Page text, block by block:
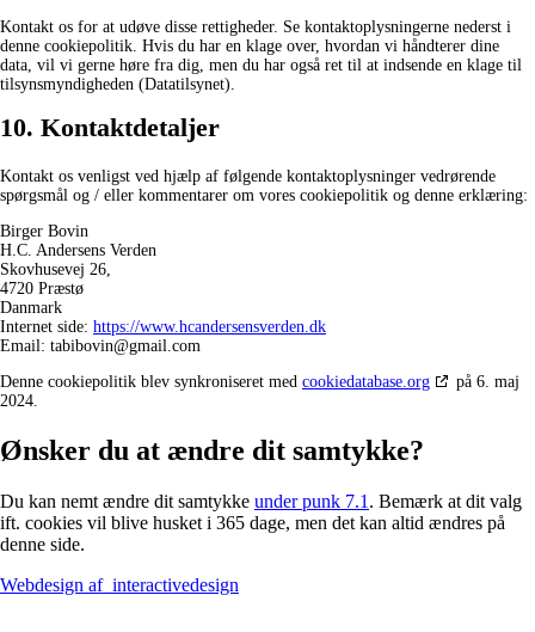
Kontakt os for at udøve disse rettigheder. Se kontaktoplysningerne nederst i
denne cookiepolitik. Hvis du har en klage over, hvordan vi håndterer dine
data, vil vi gerne høre fra dig, men du har også ret til at indsende en klage til
tilsynsmyndigheden (Datatilsynet).
10. Kontaktdetaljer
Kontakt os venligst ved hjælp af følgende kontaktoplysninger vedrørende
spørgsmål og / eller kommentarer om vores cookiepolitik og denne erklæring:
Birger Bovin
H.C. Andersens Verden
Skovhusevej 26,
4720 Præstø
Danmark
Internet side: https://www.hcandersensverden.dk
Email: tabibovin@gmail.com
Denne cookiepolitik blev synkroniseret med cookiedatabase.org
på 6. maj
2024.
Ønsker du at ændre dit samtykke?
Du kan nemt ændre dit samtykke under punk 7.1 . Bemærk at dit valg
ift. cookies vil blive husket i 365 dage, men det kan altid ændres på
denne side.
Webdesign af interactivedesign